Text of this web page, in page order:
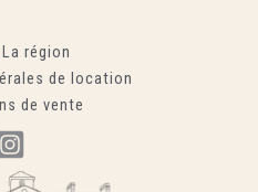
La région
de location
de vente